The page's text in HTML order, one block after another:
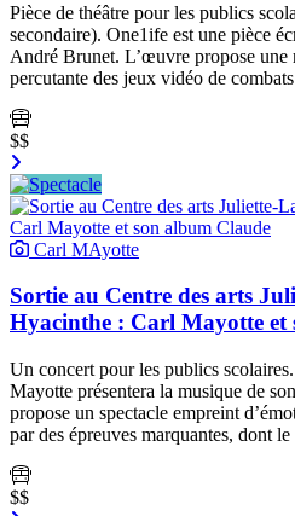
Pièce de théâtre pour les publics
secondaire). One1ife est une pièce
André Brunet. L’œuvre propose une
percutante des jeux vidéo de
$$
Carl MAyotte
Sortie au Centre des arts
Hyacinthe : Carl Mayotte et
Un concert pour les publics
Mayotte présentera la musique de
propose un spectacle empreint
par des épreuves marquantes, dont le
$$